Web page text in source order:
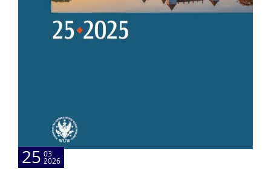
Badania
PRACOWNIE
PRACOWNIA GLOTTODYDAKTYKI
25 03
2026